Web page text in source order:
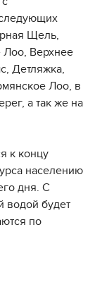
Щель,
Лоо, Верхнее
Детляжка,
Лоо, в
а так же на
к концу
населению
дня. С
водой будет
по